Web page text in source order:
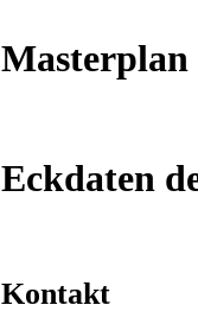
Eckdaten
Kontakt